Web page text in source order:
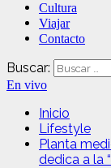
Cultura
Viajar
Contacto
Buscar:
En vivo
Inicio
Lifestyle
Planta
dedica a la